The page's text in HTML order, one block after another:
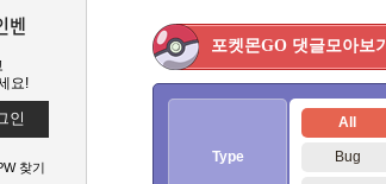
벤
요!
인
찾기
포켓몬GO 댓글모아보기
Type
All
Bug